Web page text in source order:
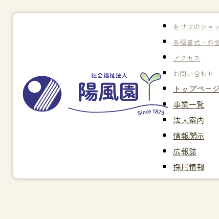
あけぼのショ
各種書式・料
アクセス
お問い合わせ
トップページ
事業一覧
法人案内
情報開示
広報誌
採用情報